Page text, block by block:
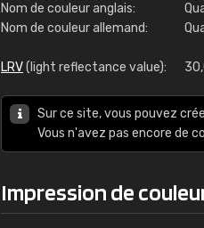
Nom de couleur anglais:
Nom de couleur allemand:
LRV(light reflectance value):
Sur ce site, vous pouvez
Vous n'avez pas encore de
Impression de